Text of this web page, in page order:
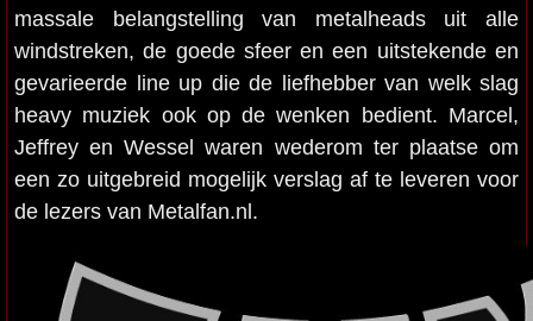
massale belangstelling van metalheads uit alle
windstreken, de goede sfeer en een uitstekende en
gevarieerde line up die de liefhebber van welk slag
heavy muziek ook op de wenken bedient. Marcel,
Jeffrey en Wessel waren wederom ter plaatse om
een zo uitgebreid mogelijk verslag af te leveren voor
de lezers van Metalfan.nl.